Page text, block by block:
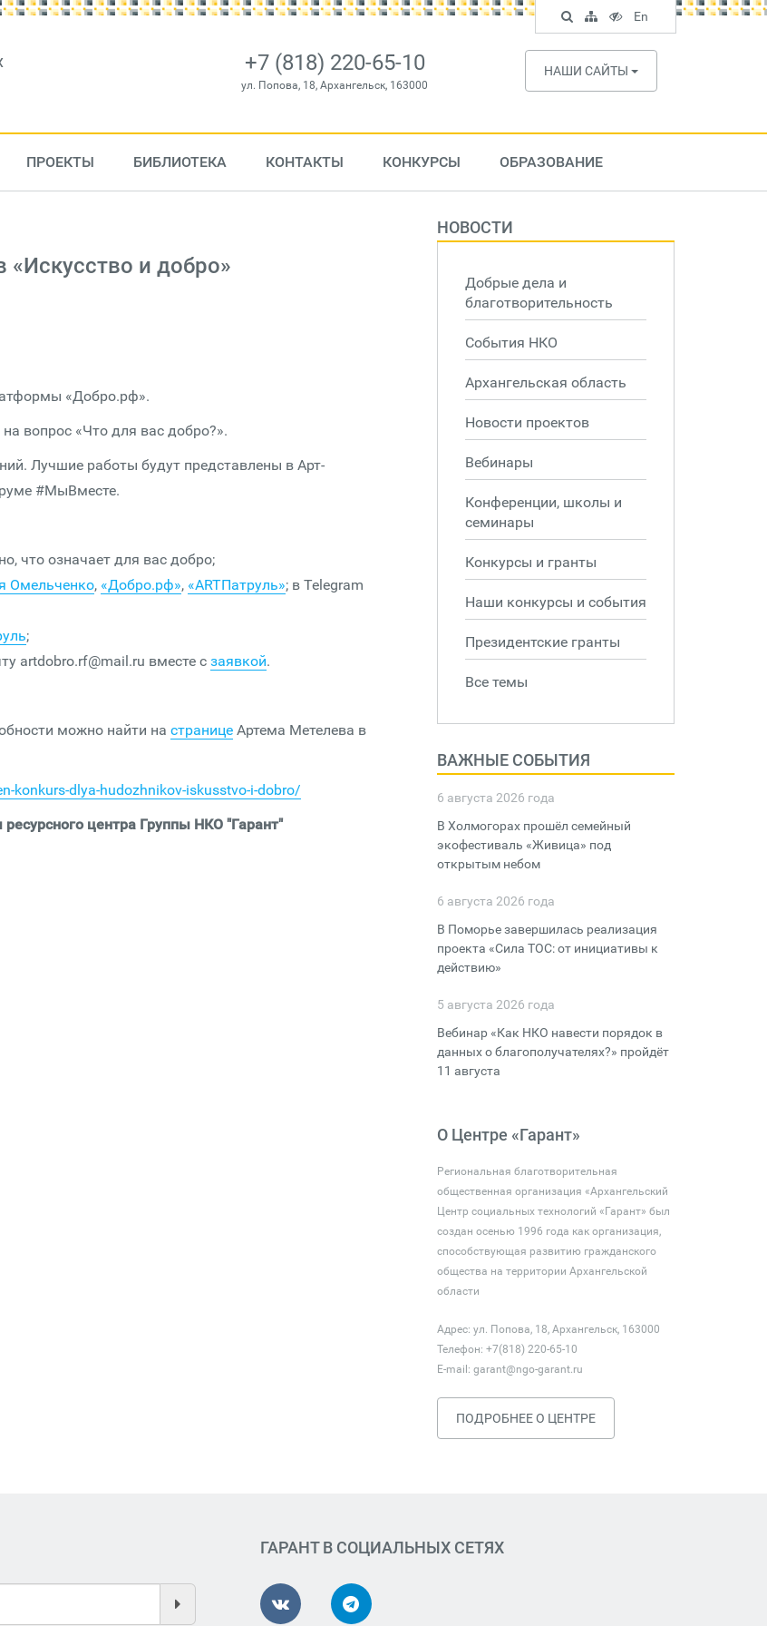
+7 (818) 220-65-10
ул. Попова, 18, Архангельск, 163000
НАШИ САЙТЫ
ПРОЕКТЫ БИБЛИОТЕКА КОНТАКТЫ КОНКУРСЫ ОБРАЗОВАНИЕ
и добро»
«Добро.рф».
вопрос «Что для вас добро?».
Лучшие работы будут представлены в Арт-
#МыВместе.
что означает для вас добро;
Омельченко, «Добро.рф», «АRTПатруль»; в Telegram
;
artdobro.rf@mail.ru вместе с заявкой.
можно найти на странице Артема Метелева в
dlya-hudozhnikov-iskusstvo-i-dobro/
центра Группы НКО "Гарант"
НОВОСТИ
Добрые дела и
благотворительность
События НКО
Архангельская область
Новости проектов
Вебинары
Конференции, школы и
семинары
Конкурсы и гранты
Наши конкурсы и события
Президентские гранты
Все темы
ВАЖНЫЕ СОБЫТИЯ
6 августа 2026 года
В Холмогорах прошёл семейный
экофестиваль «Живица» под
открытым небом
6 августа 2026 года
В Поморье завершилась реализация
проекта «Сила ТОС: от инициативы к
действию»
5 августа 2026 года
Вебинар «Как НКО навести порядок в
данных о благополучателях?» пройдёт
11 августа
О Центре «Гарант»
Региональная благотворительная
общественная организация «Архангельский
Центр социальных технологий «Гарант» был
создан осенью 1996 года как организация,
способствующая развитию гражданского
общества на территории Архангельской
области
Адрес: ул. Попова, 18, Архангельск, 163000
Телефон: +7(818) 220-65-10
E-mail: garant@ngo-garant.ru
ПОДРОБНЕЕ О ЦЕНТРЕ
ГАРАНТ В СОЦИАЛЬНЫХ СЕТЯХ
Поиск
по
сайту
Карта
сайта
Версия
для
слабовидящих
En
English